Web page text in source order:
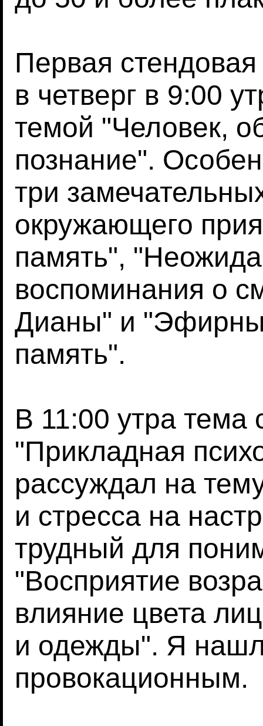
Первая
в четверг в 9:00
темой "Человек,
познание".
три
окружающего
память",
воспоминания о
Дианы" и
память".
В 11:00 утра тема
"Прикладная
рассуждал на
и стресса на
трудный для
"Восприятие
влияние цвета
и одежды". Я
провокационным.